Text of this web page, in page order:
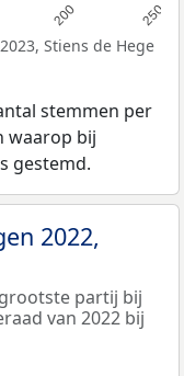
200 250
Stiens de Hege
stemmen per
waarop bij
gestemd.
2022,
partij bij
van 2022 bij